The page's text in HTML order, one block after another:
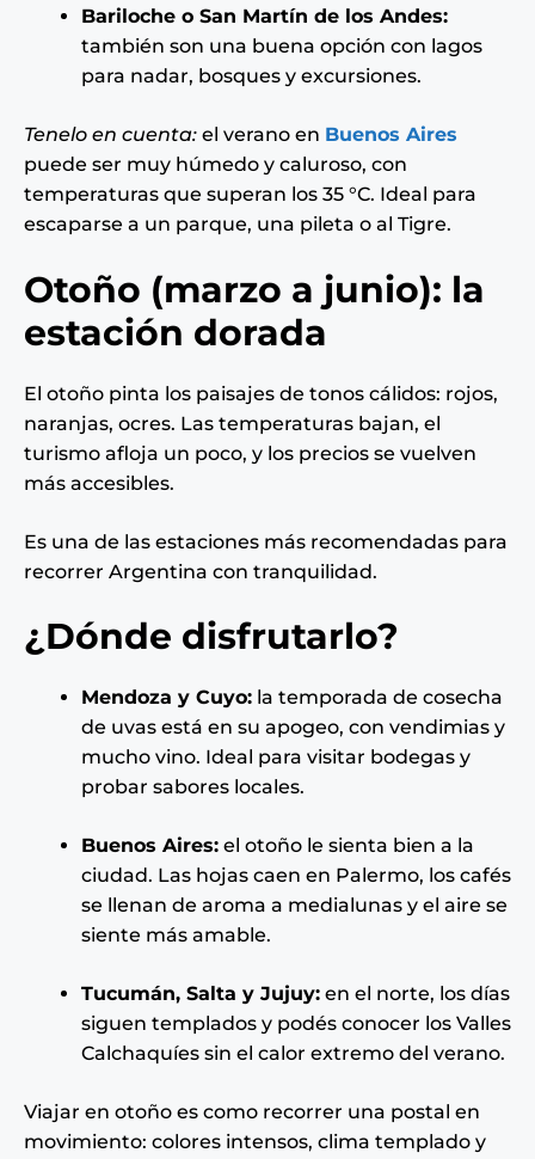
Bariloche o San Martín de los Andes:
también son una buena opción con lagos
para nadar, bosques y excursiones.
Tenelo en cuenta: el verano en Buenos Aires
puede ser muy húmedo y caluroso, con
temperaturas que superan los 35 °C. Ideal para
escaparse a un parque, una pileta o al Tigre.
Otoño (marzo a junio): la
estación dorada
El otoño pinta los paisajes de tonos cálidos: rojos,
naranjas, ocres. Las temperaturas bajan, el
turismo afloja un poco, y los precios se vuelven
más accesibles.
Es una de las estaciones más recomendadas para
recorrer Argentina con tranquilidad.
¿Dónde disfrutarlo?
Mendoza y Cuyo: la temporada de cosecha
de uvas está en su apogeo, con vendimias y
mucho vino. Ideal para visitar bodegas y
probar sabores locales.
Buenos Aires: el otoño le sienta bien a la
ciudad. Las hojas caen en Palermo, los cafés
se llenan de aroma a medialunas y el aire se
siente más amable.
Tucumán, Salta y Jujuy: en el norte, los días
siguen templados y podés conocer los Valles
Calchaquíes sin el calor extremo del verano.
Viajar en otoño es como recorrer una postal en
movimiento: colores intensos, clima templado y